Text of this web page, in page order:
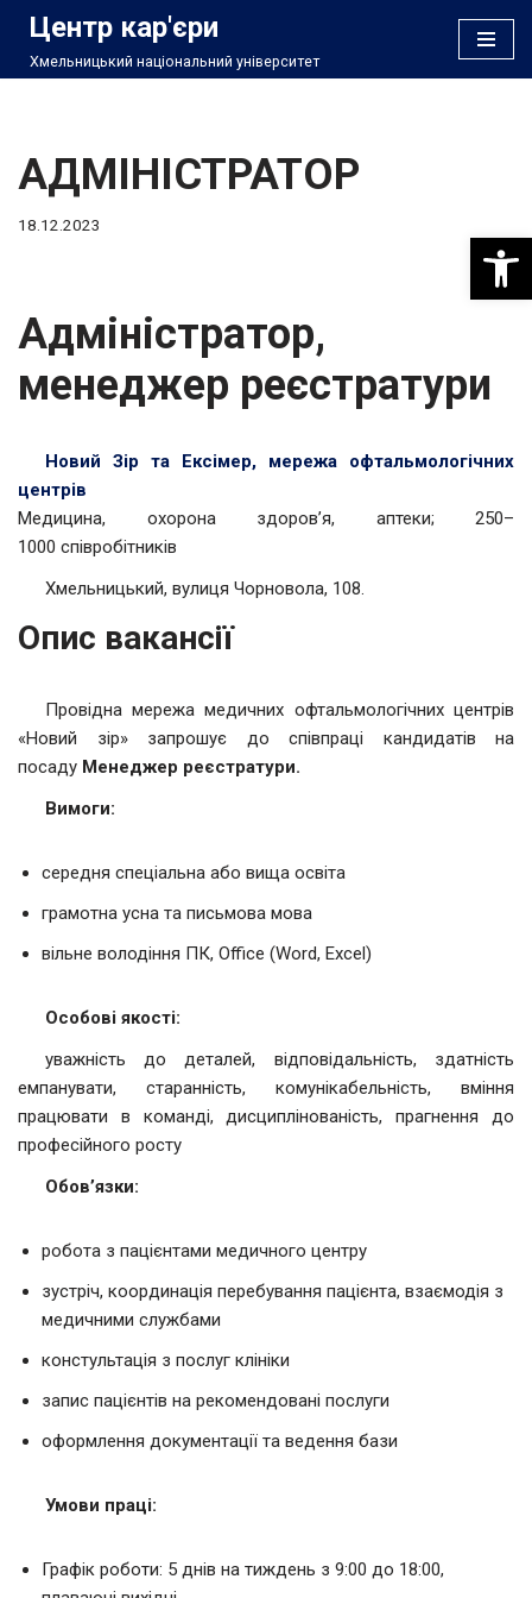
Перейти
Центр кар'єри
Хмельницький національний університет
АДМІНІСТРАТОР
18.12.2023
Адміністратор,
менеджер реєстратури
Новий Зір та Ексімер, мережа офтальмологічних
центрів
Медицина, охорона здоров’я, аптеки; 250–
1000 співробітників
Хмельницький, вулиця Чорновола, 108.
Опис вакансії
Провідна мережа медичних офтальмологічних центрів
«Новий зір» запрошує до співпраці кандидатів на
посаду Менеджер реєстратури.
Вимоги:
середня спеціальна або вища освіта
грамотна усна та письмова мова
вільне володіння ПК, Office (Word, Excel)
Особові якості:
уважність до деталей, відповідальність, здатність
емпанувати, старанність, комунікабельність, вміння
працювати в команді, дисциплінованість, прагнення до
професійного росту
Обов’язки:
робота з пацієнтами медичного центру
зустріч, координація перебування пацієнта, взаємодія з
медичними службами
констультація з послуг клініки
запис пацієнтів на рекомендовані послуги
оформлення документації та ведення бази
Умови праці:
Графік роботи: 5 днів на тиждень з 9:00 до 18:00,